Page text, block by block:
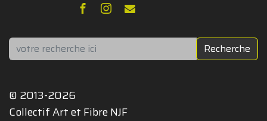
Rechercher Recherche
© 2013-2026
Collectif Art et Fibre NJF